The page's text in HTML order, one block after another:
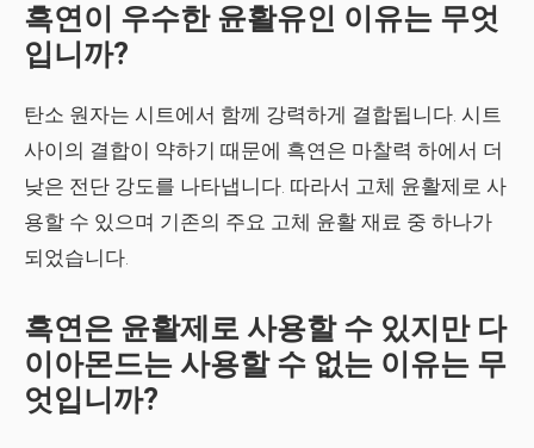
흑연이 우수한 윤활유인 이유는 무엇
입니까?
탄소 원자는 시트에서 함께 강력하게 결합됩니다. 시트
사이의 결합이 약하기 때문에 흑연은 마찰력 하에서 더
낮은 전단 강도를 나타냅니다. 따라서 고체 윤활제로 사
용할 수 있으며 기존의 주요 고체 윤활 재료 중 하나가
되었습니다.
흑연은 윤활제로 사용할 수 있지만 다
이아몬드는 사용할 수 없는 이유는 무
엇입니까?